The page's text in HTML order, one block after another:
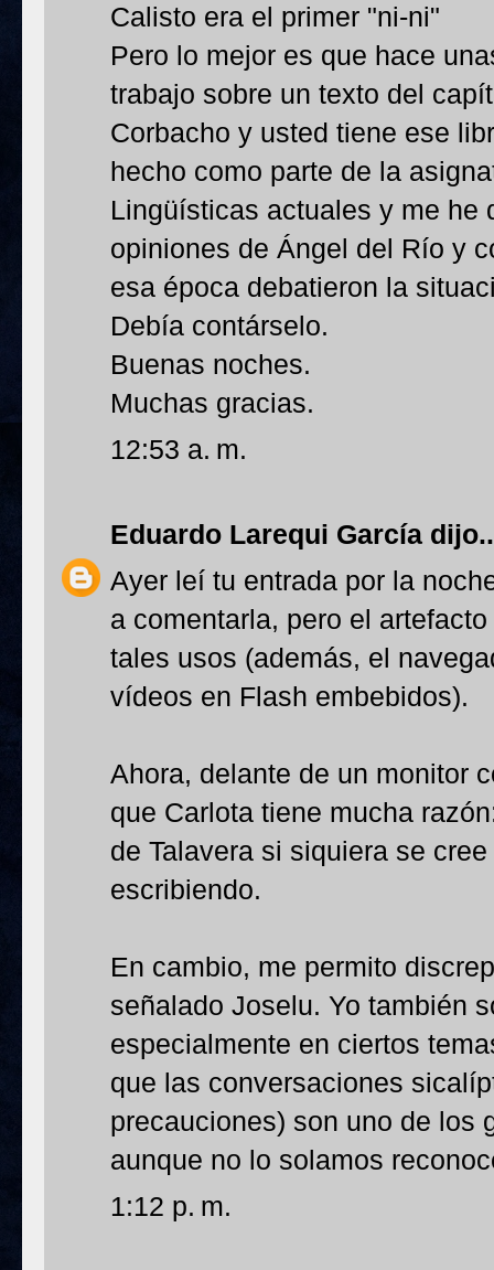
Calisto era el primer "ni-ni"
Pero lo mejor es que hace
trabajo sobre un texto del
Corbacho y usted tiene ese
hecho como parte de la
Lingüísticas actuales y me he
opiniones de Ángel del Río y
esa época debatieron la
Debía contárselo.
Buenas noches.
Muchas gracias.
12:53 a. m.
Eduardo Larequi García
Ayer leí tu entrada por la
a comentarla, pero el
tales usos (además, el
vídeos en Flash embebidos).
Ahora, delante de un monitor
que Carlota tiene mucha
de Talavera si siquiera se
escribiendo.
En cambio, me permito
señalado Joselu. Yo también
especialmente en ciertos
que las conversaciones
precauciones) son uno de los
aunque no lo solamos
1:12 p. m.